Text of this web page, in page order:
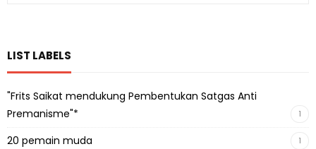
LIST LABELS
"Frits Saikat mendukung Pembentukan Satgas Anti
Premanisme"*
1
20 pemain muda 1